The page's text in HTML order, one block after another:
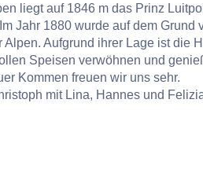
liegt auf 1846 m das Prinz
Jahr 1880 wurde auf dem
Aufgrund ihrer Lage ist die
Speisen verwöhnen und
Kommen freuen wir uns sehr.
mit Lina, Hannes und